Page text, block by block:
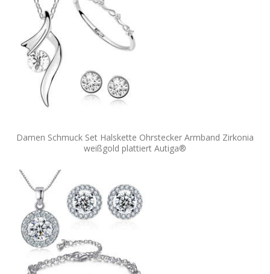
Damen Schmuck Set Halskette Ohrstecker Armband Zirkonia
weißgold plattiert Autiga®